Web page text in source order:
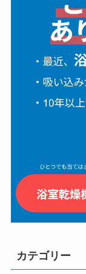
カテゴリー